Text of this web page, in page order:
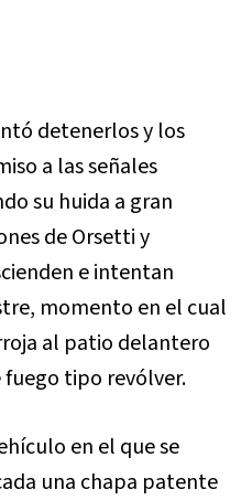
detenerlos y los
a las señales
su huida a gran
de Orsetti y
e intentan
momento en el cual
al patio delantero
fuego tipo revólver.
en el que se
una chapa patente